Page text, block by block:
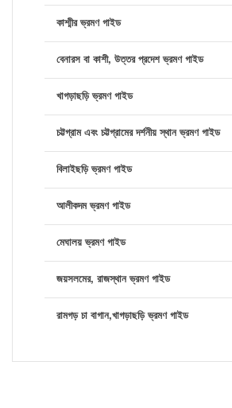
কাশ্মীর ভ্রমণ গাইড
বেনারস বা কাশী, উত্তর প্রদেশ ভ্রমণ গাইড
খাগড়াছড়ি ভ্রমণ গাইড
চট্টগ্রাম এবং চট্টগ্রামের দর্শনীয় স্থান ভ্রমণ গাইড
বিলাইছড়ি ভ্রমণ গাইড
আলীকদম ভ্রমণ গাইড
মেঘালয় ভ্রমণ গাইড
জয়সলমের, রাজস্থান ভ্রমণ গাইড
রামগড় চা বাগান,খাগড়াছড়ি ভ্রমণ গাইড